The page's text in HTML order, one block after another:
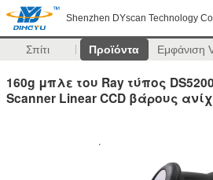
Shenzhen DYscan Technology
Σπίτι Προϊόντα Εμφάνιση
160g μπλε του Ray τύπος
Scanner Linear CCD βάρους